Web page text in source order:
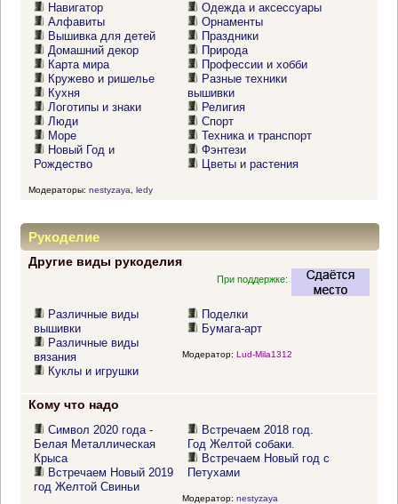
Навигатор
Алфавиты
Вышивка для детей
Домашний декор
Карта мира
Кружево и ришелье
Кухня
Логотипы и знаки
Люди
Море
Новый Год и
Рождество
Одежда и аксессуары
Орнаменты
Праздники
Природа
Профессии и хобби
Разные техники
вышивки
Религия
Спорт
Техника и транспорт
Фэнтези
Цветы и растения
Модераторы: nestyzaya ledy
Рукоделие
Другие виды рукоделия
При поддержке:
Различные виды
вышивки
Различные виды
вязания
Куклы и игрушки
Поделки
Бумага-арт
Модератор: Lud-Mila1312
Кому что надо
Символ 2020 года -
Белая Металлическая
Крыса
Встречаем Новый 2019
год Желтой Свиньи
Встречаем 2018 год.
Год Желтой собаки.
Встречаем Новый год с
Петухами
Модератор: nestyzaya